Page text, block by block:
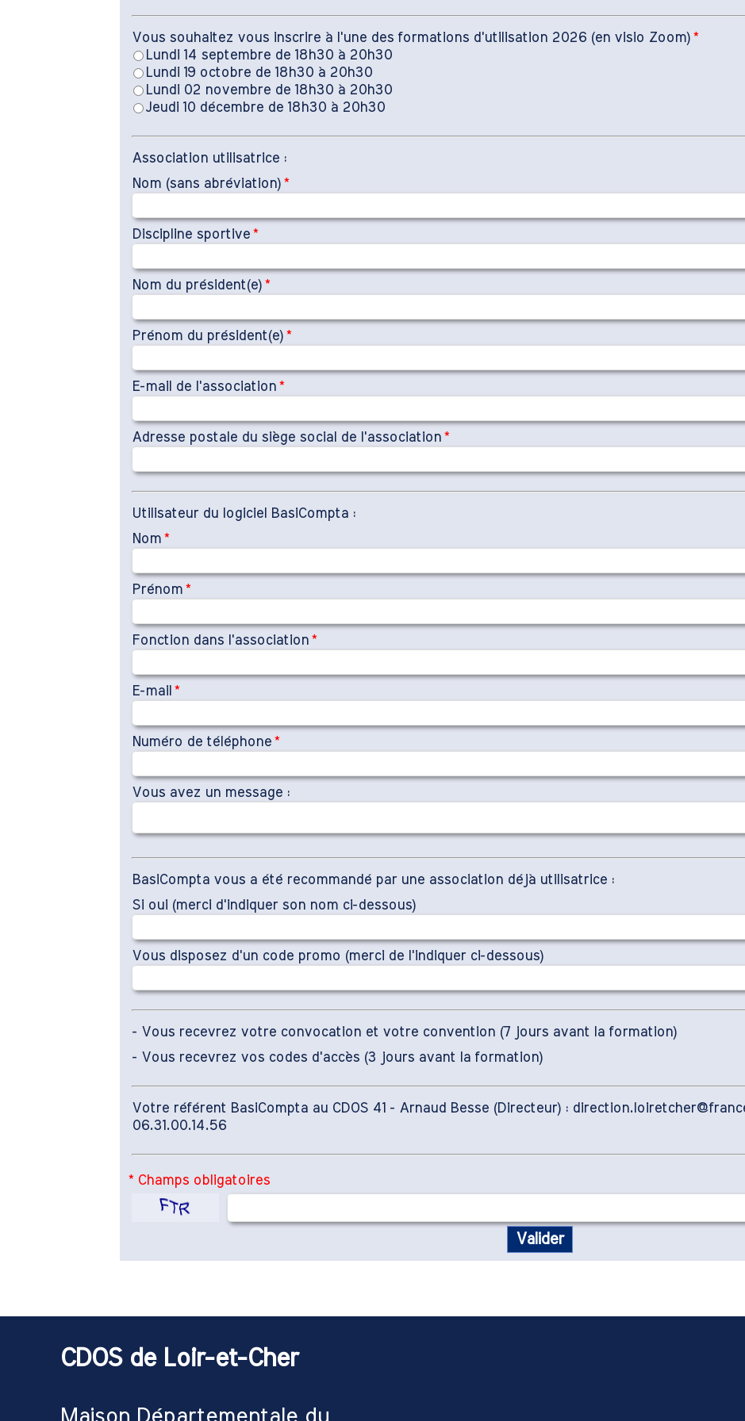
CDOS de Loir-et-Cher
Vous souhaitez vous inscrire à l'une des formations d'utilisation 2026 (en visio Zoom) *
Lundi 14 septembre de 18h30 à 20h30
Lundi 19 octobre de 18h30 à 20h30
Lundi 02 novembre de 18h30 à 20h30
Jeudi 10 décembre de 18h30 à 20h30
Association utilisatrice :
Nom (sans abréviation) *
Discipline sportive *
Nom du président(e) *
Prénom du président(e) *
E-mail de l'association *
Adresse postale du siège social de l'association *
Utilisateur du logiciel BasiCompta :
Nom *
Prénom *
Fonction dans l'association *
E-mail *
Numéro de téléphone *
Vous avez un message :
BasiCompta vous a été recommandé par une association déjà utilisatrice :
Si oui (merci d'indiquer son nom ci-dessous)
Vous disposez d'un code promo (merci de l'indiquer ci-dessous)
- Vous recevrez votre convocation et votre convention (7 jours avant la formation)
- Vous recevrez vos codes d'accès (3 jours avant la formation)
Votre référent BasiCompta au CDOS 41 - Arnaud Besse (Directeur) :
06.31.00.14.56
* Champs obligatoires
Valider